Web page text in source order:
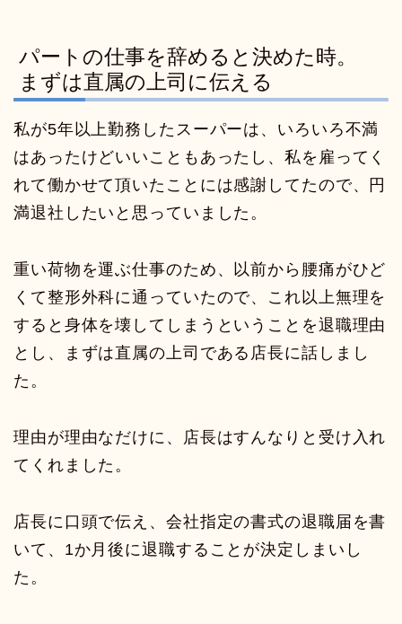
パートの仕事を辞めると決めた時。
まずは直属の上司に伝える
私が5年以上勤務したスーパーは、いろいろ不満
はあったけどいいこともあったし、私を雇ってく
れて働かせて頂いたことには感謝してたので、円
満退社したいと思っていました。
重い荷物を運ぶ仕事のため、以前から腰痛がひど
くて整形外科に通っていたので、これ以上無理を
すると身体を壊してしまうということを退職理由
とし、まずは直属の上司である店長に話しまし
た。
理由が理由なだけに、店長はすんなりと受け入れ
てくれました。
店長に口頭で伝え、会社指定の書式の退職届を書
いて、1か月後に退職することが決定しまいし
た。